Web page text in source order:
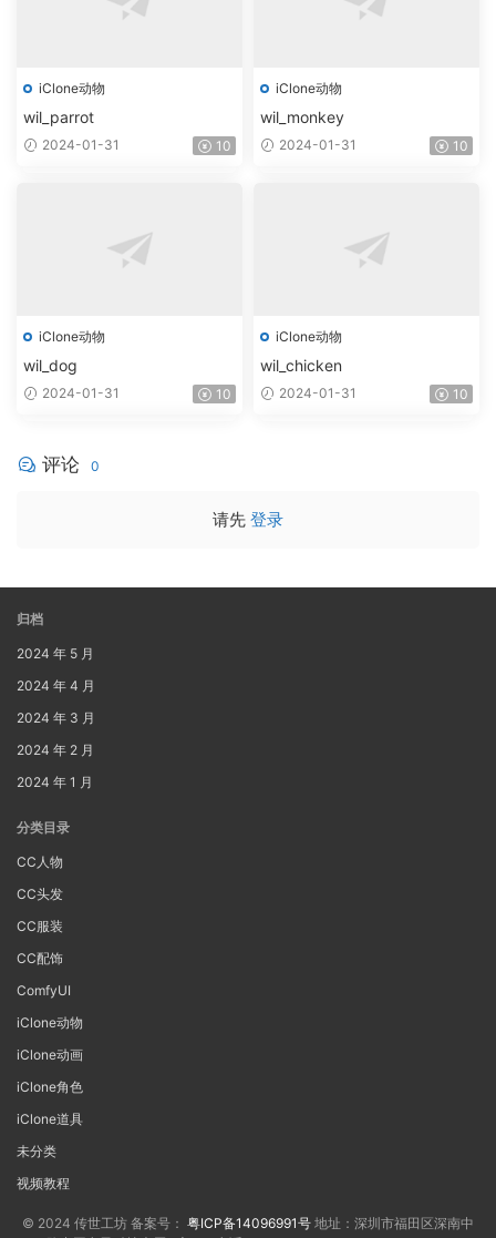
iClone动物
wil_parrot
2024-01-31 10
iClone动物
wil_monkey
2024-01-31 10
iClone动物
wil_dog
2024-01-31 10
iClone动物
wil_chicken
2024-01-31 10
评论 0
请先 登录
归档
2024 年 5 月
2024 年 4 月
2024 年 3 月
2024 年 2 月
2024 年 1 月
分类目录
CC人物
CC头发
CC服装
CC配饰
ComfyUI
iClone动物
iClone动画
iClone角色
iClone道具
未分类
视频教程
© 2024 传世工坊 备案号： 粤ICP备14096991号 地址：深圳市福田区深南中